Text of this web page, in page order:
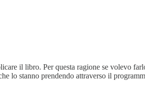
il libro. Per questa ragione se volevo
lo stanno prendendo attraverso il